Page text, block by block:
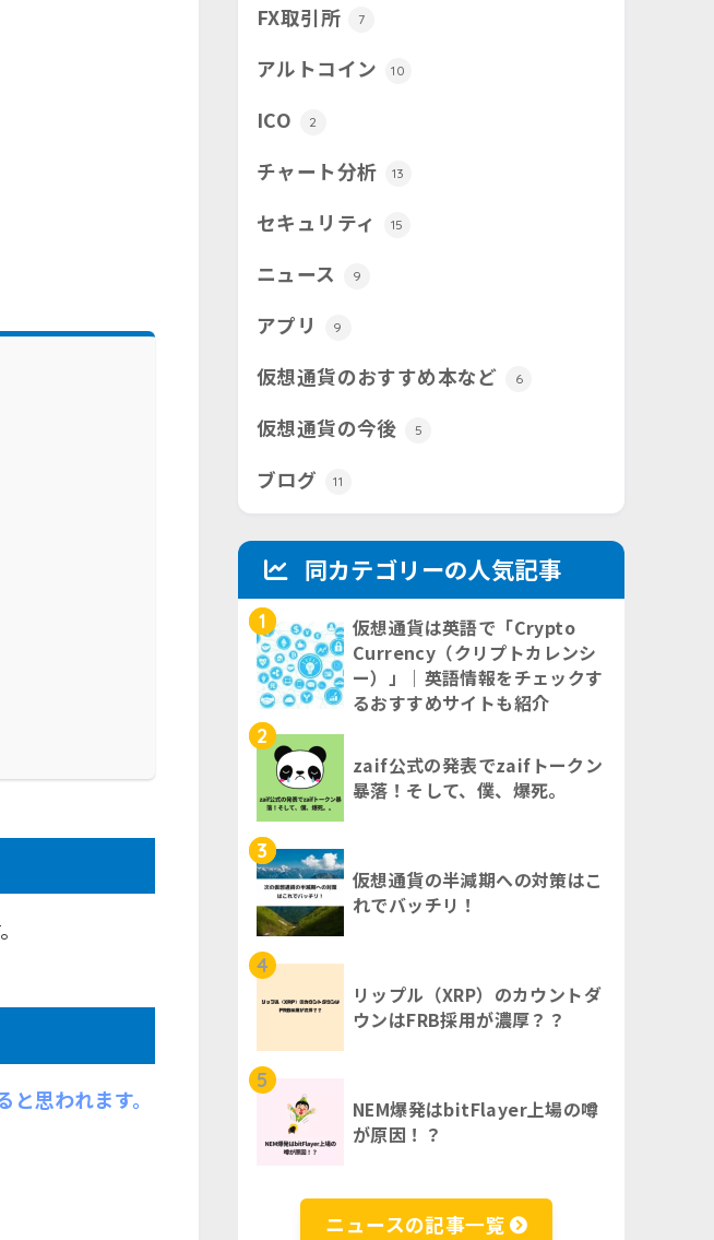
思われます。
FX取引所 7
アルトコイン 10
ICO 2
チャート分析 13
セキュリティ 15
ニュース 9
アプリ 9
仮想通貨のおすすめ本など 6
仮想通貨の今後 5
ブログ 11
同カテゴリーの人気記事
1
仮想通貨は英語で「Crypto
Currency（クリプトカレンシ
ー）」｜英語情報をチェックす
るおすすめサイトも紹介
2
zaif公式の発表でzaifトークン
暴落！そして、僕、爆死。
3
仮想通貨の半減期への対策はこ
れでバッチリ！
4
リップル（XRP）のカウントダ
ウンはFRB採用が濃厚？？
5
NEM爆発はbitFlayer上場の噂
が原因！？
ニュースの記事一覧